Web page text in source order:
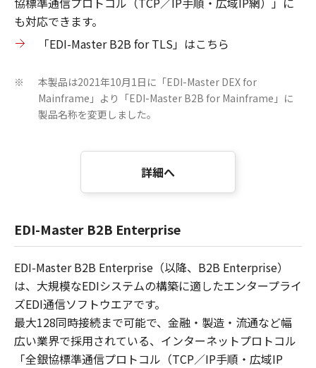
も対応できます。
「EDI-Master B2B for TLS」はこちら
※
本製品は2021年10月1日に「EDI-Master DEX for
Mainframe」より「EDI-Master B2B for Mainframe」に
製品名称を変更しました。
詳細へ
EDI-Master B2B Enterprise
EDI-Master B2B Enterprise（以降、B2B Enterprise）
は、大規模なEDIシステムの構築に適したエンタープライ
ズEDI通信ソフトウエアです。
最大128同時接続まで可能で、金融・製造・流通など幅
広い業界で採用されている、インターネットプロトコル
「全銀協標準通信プロトコル（TCP／IP手順・広域IP